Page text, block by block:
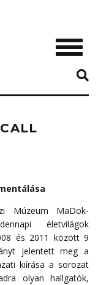
Múzeum MaDok-
életvilágok
és 2011 között 9
jelentett meg a
kiírása a sorozat
olyan hallgatók,